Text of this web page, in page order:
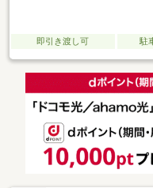
即引き渡し可 駐